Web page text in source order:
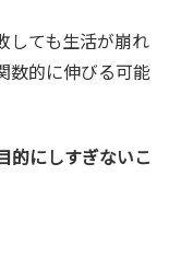
しても生活が崩れ
数的に伸びる可能
的にしすぎないこ